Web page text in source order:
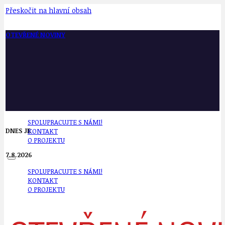
Přeskočit na hlavní obsah
OTEVŘENÉ NOVINY
SPOLUPRACUJTE S NÁMI!
KONTAKT
O PROJEKTU
SPOLUPRACUJTE S NÁMI!
KONTAKT
O PROJEKTU
DNES JE
7.8.2026